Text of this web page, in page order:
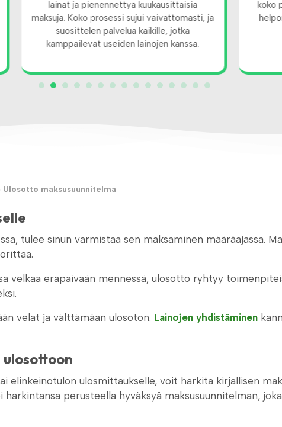
lainat ja pienennettyä kuukausittaisia
maksuja. Koko prosessi sujui vaivattomasti, ja
suosittelen palvelua kaikille, jotka
kamppailevat useiden lainojen kanssa.
koko
Ulosotto maksusuunnitelma
tulee sinun varmistaa sen maksaminen määräajassa.
velkaa eräpäivään mennessä, ulosotto ryhtyy
velat ja välttämään ulosoton. Lainojen yhdistäminen
elinkeinotulon ulosmittaukselle, voit harkita kirjallisen
perusteella hyväksyä maksusuunnitelman,